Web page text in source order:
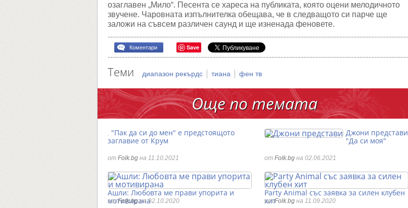
озаглавен „Мило“. Песента се хареса на публиката, която оцени мелодичното
звучене. Чаровната изпълнителка обещава, че в следващото си парче ще
заложи на съвсем различен саунд и ще изненада феновете.
Коментари Save
Теми диапазон рекърдс | тиана | фен тв
Още по темата
"Пак да си до мен" е предстоящото
заглавие от Крум
от Folk.bg на 11.10.2021
Джони представи
"Да си моя"
от Folk.bg на 02.06.2021
Ашли: Любовта ме прави упорита и
мотивирана
отFolk.bgна 02.10.2020
Party Animal със заявка за силен клубен
хит
отFolk.bg на 11.09.2020